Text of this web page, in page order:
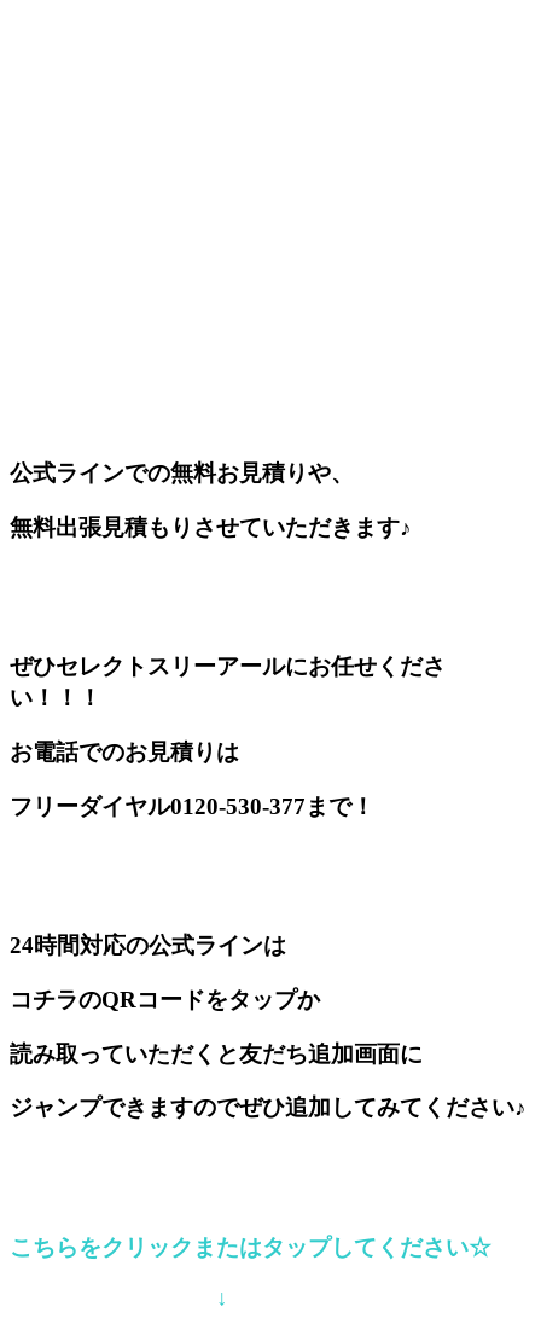
公式ラインでの無料お見積りや、
無料出張見積もりさせていただきます♪
ぜひセレクトスリーアールにお任せくださ
い！！！
お電話でのお見積りは
フリーダイヤル0120-530-377まで！
24時間対応の公式ラインは
コチラのQRコードをタップか
読み取っていただくと友だち追加画面に
ジャンプできますのでぜひ追加してみてください♪
こちらをクリックまたはタップしてください☆
↓